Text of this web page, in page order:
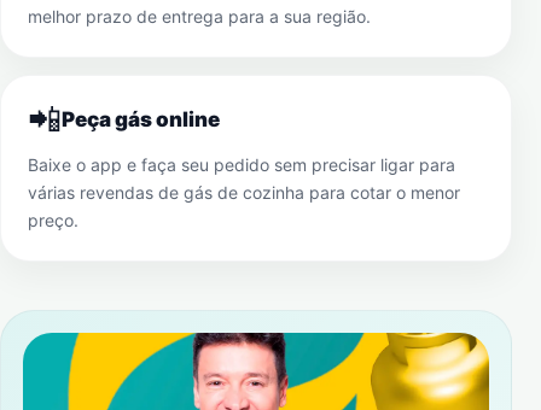
melhor prazo de entrega para a sua região.
📲Peça gás online
Baixe o app e faça seu pedido sem precisar ligar para
várias revendas de gás de cozinha para cotar o menor
preço.